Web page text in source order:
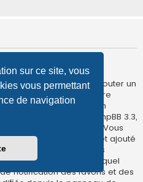
sur ce site, vous
vous permettant
de navigation
qui vous permettait d’ajouter un
celle présente dans votre
aucune notification
était mis à jour. Dans phpBB 3.3,
aux abonnements. Vous
lorsqu’un sujet ajouté
quant à lui, vous
forum ou d’un sujet auquel
notification des favoris et des